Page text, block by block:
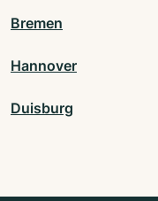
Bremen
Hannover
Duisburg